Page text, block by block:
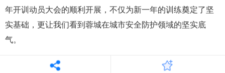
年开训动员大会的顺利开展，不仅为新一年的训练奠定了坚
实基础，更让我们看到蓉城在城市安全防护领域的坚实底
气。